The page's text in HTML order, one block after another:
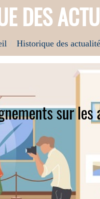
DES
Historique des
sur